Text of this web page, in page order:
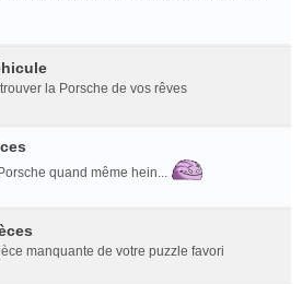
la Porsche de vos rêves
quand même hein...
manquante de votre puzzle favori